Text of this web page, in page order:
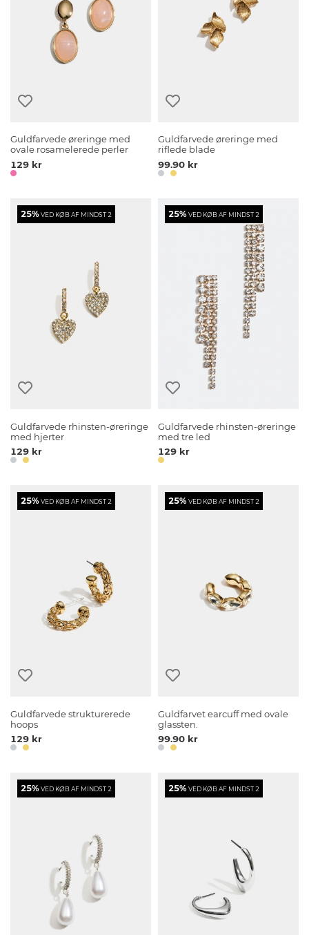
Guldfarvede øreringe med
ovale rosamelerede perler
129 kr
Guldfarvede øreringe med
riflede blade
99.90 kr
25%VED KØB AF MINDST 2
Guldfarvede rhinsten-øreringe
med hjerter
129 kr
25%VED KØB AF MINDST 2
Guldfarvede rhinsten-øreringe
med tre led
129 kr
25%VED KØB AF MINDST 2
Guldfarvede strukturerede
hoops
129 kr
25%VED KØB AF MINDST 2
Guldfarvet earcuff med ovale
glassten.
99.90 kr
25%VED KØB AF MINDST 2 25%VED KØB AF MINDST 2